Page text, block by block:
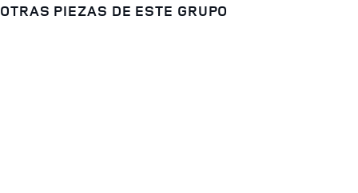
OTRAS PIEZAS DE ESTE GRUPO